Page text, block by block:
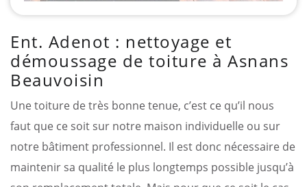
Ent. Adenot : nettoyage et
démoussage de toiture à Asnans
Beauvoisin
Une toiture de très bonne tenue, c’est ce qu’il nous
faut que ce soit sur notre maison individuelle ou sur
notre bâtiment professionnel. Il est donc nécessaire de
maintenir sa qualité le plus longtemps possible jusqu’à